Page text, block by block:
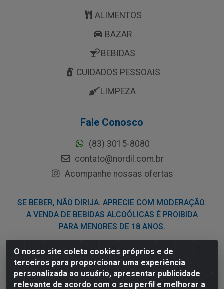
O nosso site coleta cookies próprios e de
terceiros para proporcionar uma experiência
personalizada ao usuário, apresentar publicidade
relevante de acordo com o seu perfil e melhorar a
ALIMENTOS
BAZAR
BEBIDAS
CUIDADOS PESSOAIS
LIMPEZA
Fale Conosco
(83) 3015-8080
contato@nordil.com.br
Acompanhe nossas ofertas
SE BEBER, NÃO DIRIJA. APRECIE COM MODERAÇÃO.
A VENDA DE BEBIDAS ALCOÓLICAS É PROIBIDA
PARA MENORES DE 18 ANOS.
Nordil Distribuidora - Avenida Liberdade, 2738, Bloco F -
Sesi - Bayeux/PB - CEP 58.111-400 - CNPJ
03.775.813/0001-41